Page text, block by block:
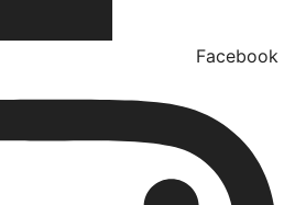
Facebook